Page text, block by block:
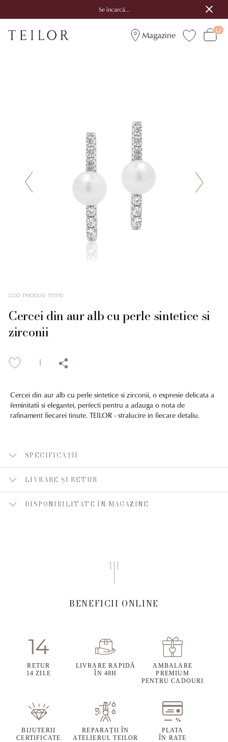
Se încarcă...
Magazine
COD PRODUS: 171710
Cercei din aur alb cu perle sintetice si
zirconii
Cercei din aur alb cu perle sintetice si zirconii, o expresie delicata a
feminitatii si elegantei, perfecti pentru a adauga o nota de
rafinament fiecarei tinute. TEILOR - stralucire in fiecare detaliu.
SPECIFICAȚII
LIVRARE ȘI RETUR
DISPONIBILITATE ÎN MAGAZINE
BENEFICII ONLINE
RETUR
14 ZILE
LIVRARE RAPIDĂ
ÎN 48H
AMBALARE
PREMIUM
PENTRU CADOURI
BIJUTERII
CERTIFICATE
REPARAȚII ÎN
ATELIERUL TEILOR
PLATA
ÎN RATE